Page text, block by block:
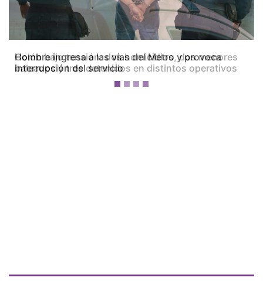
Colón bajo tensión: dos homicidios, dos menores
baleados y tres detenidos en distintos operativos